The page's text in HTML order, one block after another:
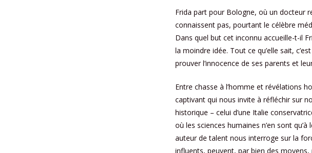
Frida part pour Bologne, où un docteur
connaissent pas, pourtant le célèbre
Dans quel but cet inconnu accueille-t-il
la moindre idée. Tout ce qu’elle sait,
prouver l’innocence de ses parents et
Entre chasse à l’homme et révélations
captivant qui nous invite à réfléchir sur
historique – celui d’une Italie
où les sciences humaines n’en sont
auteur de talent nous interroge sur la
influents, peuvent, par bien des